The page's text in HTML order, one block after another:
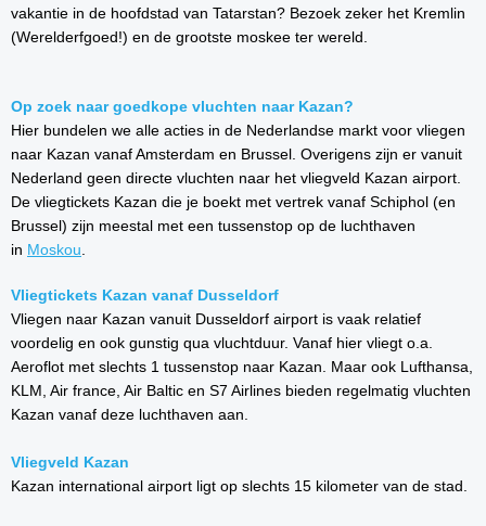
vakantie in de hoofdstad van Tatarstan? Bezoek zeker het Kremlin
(Werelderfgoed!) en de grootste moskee ter wereld.
Op zoek naar goedkope vluchten naar Kazan?
Hier bundelen we alle acties in de Nederlandse markt voor vliegen
naar Kazan vanaf Amsterdam en Brussel. Overigens zijn er vanuit
Nederland geen directe vluchten naar het vliegveld Kazan airport.
De vliegtickets Kazan die je boekt met vertrek vanaf Schiphol (en
Brussel) zijn meestal met een tussenstop op de luchthaven
in Moskou.
Vliegtickets Kazan vanaf Dusseldorf
Vliegen naar Kazan vanuit Dusseldorf airport is vaak relatief
voordelig en ook gunstig qua vluchtduur. Vanaf hier vliegt o.a.
Aeroflot met slechts 1 tussenstop naar Kazan. Maar ook Lufthansa,
KLM, Air france, Air Baltic en S7 Airlines bieden regelmatig vluchten
Kazan vanaf deze luchthaven aan.
Vliegveld Kazan
Kazan international airport ligt op slechts 15 kilometer van de stad.